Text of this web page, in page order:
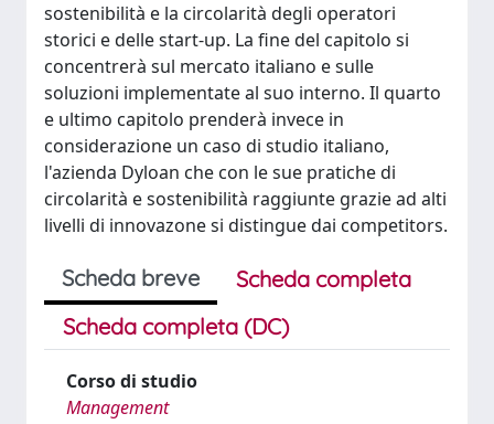
sostenibilità e la circolarità degli operatori
storici e delle start-up. La fine del capitolo si
concentrerà sul mercato italiano e sulle
soluzioni implementate al suo interno. Il quarto
e ultimo capitolo prenderà invece in
considerazione un caso di studio italiano,
l'azienda Dyloan che con le sue pratiche di
circolarità e sostenibilità raggiunte grazie ad alti
livelli di innovazone si distingue dai competitors.
Scheda breve
Scheda completa
Scheda completa (DC)
Corso di studio
Management